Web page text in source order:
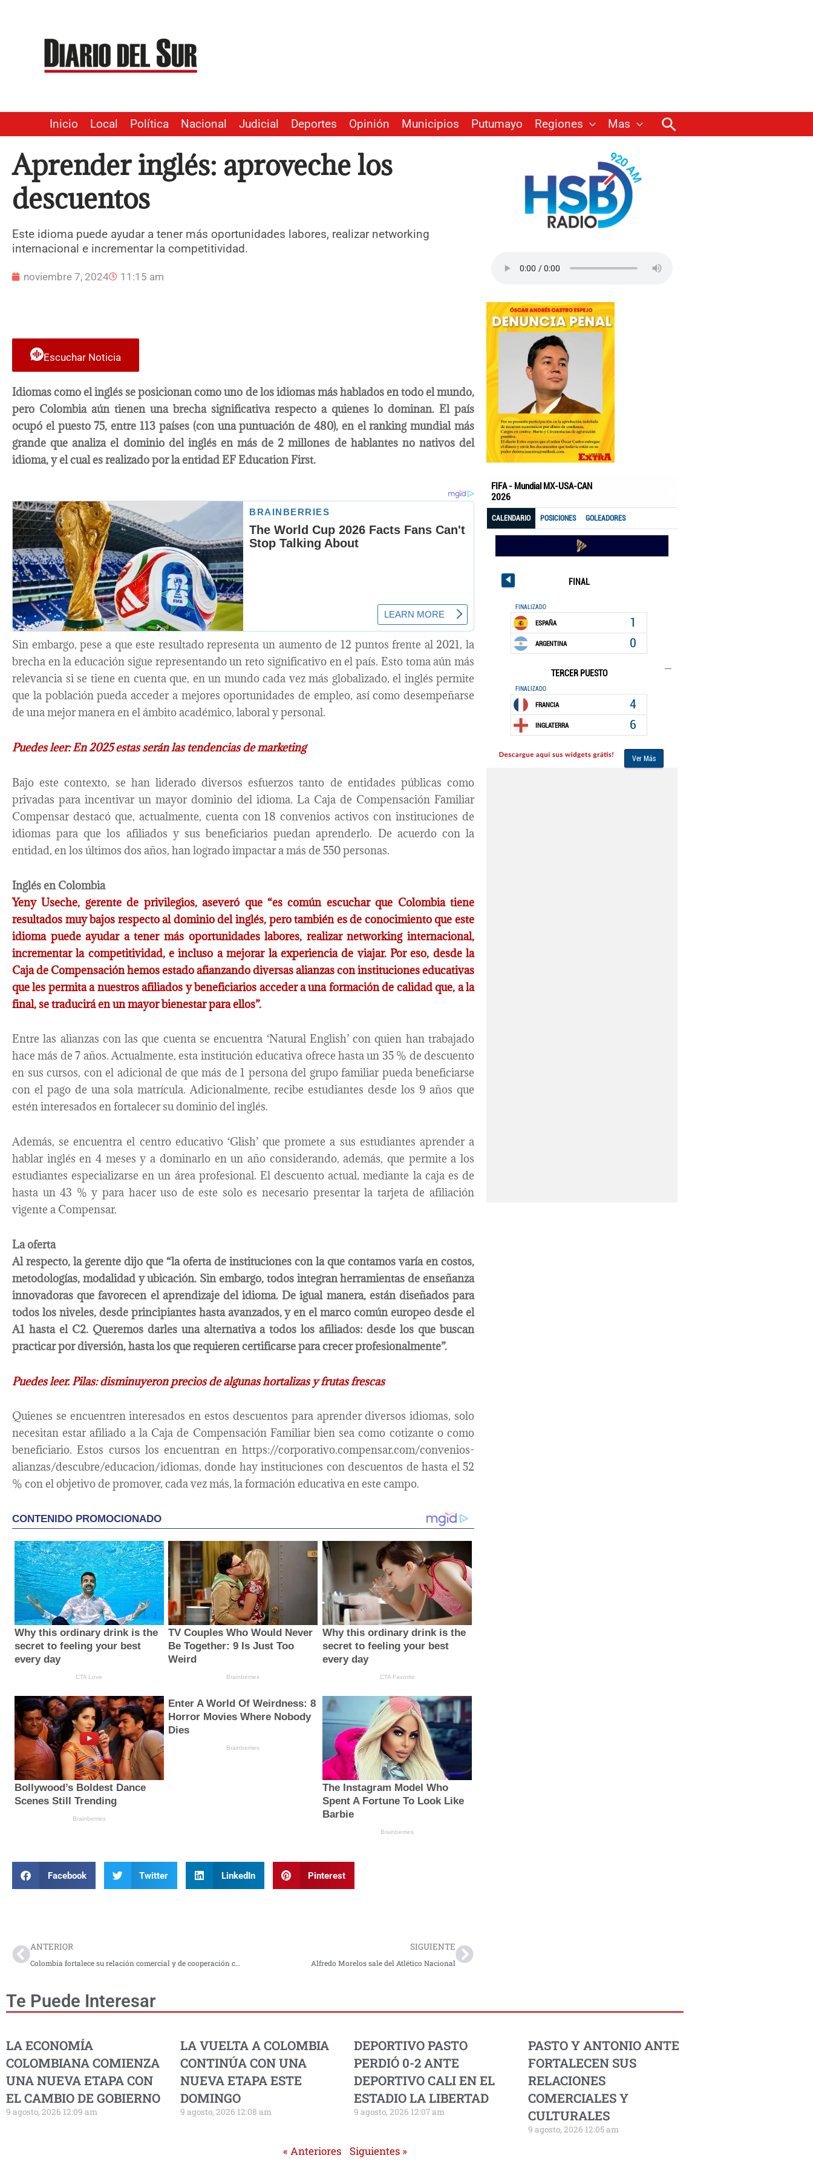
contenido
Inicio Local Política Nacional Judicial Deportes Opinión Municipios Putumayo Regiones Mas Buscar
Aprender inglés: aproveche los
descuentos
Este idioma puede ayudar a tener más oportunidades labores, realizar networking
internacional e incrementar la competitividad.
noviembre 7, 2024 11:15 am
Escuchar Noticia
Idiomas como el inglés se posicionan como uno de los idiomas más hablados en todo el mundo,
pero Colombia aún tienen una brecha significativa respecto a quienes lo dominan. El país
ocupó el puesto 75, entre 113 países (con una puntuación de 480), en el ranking mundial más
grande que analiza el dominio del inglés en más de 2 millones de hablantes no nativos del
idioma, y el cual es realizado por la entidad EF Education First.
Sin embargo, pese a que este resultado representa un aumento de 12 puntos frente al 2021, la
brecha en la educación sigue representando un reto significativo en el país. Esto toma aún más
relevancia si se tiene en cuenta que, en un mundo cada vez más globalizado, el inglés permite
que la población pueda acceder a mejores oportunidades de empleo, así como desempeñarse
de una mejor manera en el ámbito académico, laboral y personal.
Puedes leer: En 2025 estas serán las tendencias de marketing
Bajo este contexto, se han liderado diversos esfuerzos tanto de entidades públicas como
privadas para incentivar un mayor dominio del idioma. La Caja de Compensación Familiar
Compensar destacó que, actualmente, cuenta con 18 convenios activos con instituciones de
idiomas para que los afiliados y sus beneficiarios puedan aprenderlo. De acuerdo con la
entidad, en los últimos dos años, han logrado impactar a más de 550 personas.
Inglés en Colombia
Yeny Useche, gerente de privilegios, aseveró que “es común escuchar que Colombia tiene
resultados muy bajos respecto al dominio del inglés, pero también es de conocimiento que este
idioma puede ayudar a tener más oportunidades labores, realizar networking internacional,
incrementar la competitividad, e incluso a mejorar la experiencia de viajar. Por eso, desde la
Caja de Compensación hemos estado afianzando diversas alianzas con instituciones educativas
que les permita a nuestros afiliados y beneficiarios acceder a una formación de calidad que, a la
final, se traducirá en un mayor bienestar para ellos”.
Entre las alianzas con las que cuenta se encuentra ‘Natural English’ con quien han trabajado
hace más de 7 años. Actualmente, esta institución educativa ofrece hasta un 35 % de descuento
en sus cursos, con el adicional de que más de 1 persona del grupo familiar pueda beneficiarse
con el pago de una sola matrícula. Adicionalmente, recibe estudiantes desde los 9 años que
estén interesados en fortalecer su dominio del inglés.
Además, se encuentra el centro educativo ‘Glish’ que promete a sus estudiantes aprender a
hablar inglés en 4 meses y a dominarlo en un año considerando, además, que permite a los
estudiantes especializarse en un área profesional. El descuento actual, mediante la caja es de
hasta un 43 % y para hacer uso de este solo es necesario presentar la tarjeta de afiliación
vigente a Compensar.
La oferta
Al respecto, la gerente dijo que “la oferta de instituciones con la que contamos varía en costos,
metodologías, modalidad y ubicación. Sin embargo, todos integran herramientas de enseñanza
innovadoras que favorecen el aprendizaje del idioma. De igual manera, están diseñados para
todos los niveles, desde principiantes hasta avanzados, y en el marco común europeo desde el
A1 hasta el C2. Queremos darles una alternativa a todos los afiliados: desde los que buscan
practicar por diversión, hasta los que requieren certificarse para crecer profesionalmente”.
Puedes leer. Pilas: disminuyeron precios de algunas hortalizas y frutas frescas
Quienes se encuentren interesados en estos descuentos para aprender diversos idiomas, solo
necesitan estar afiliado a la Caja de Compensación Familiar bien sea como cotizante o como
beneficiario. Estos cursos los encuentran en https://corporativo.compensar.com/convenios-
alianzas/descubre/educacion/idiomas, donde hay instituciones con descuentos de hasta el 52
% con el objetivo de promover, cada vez más, la formación educativa en este campo.
Facebook Twitter LinkedIn Pinterest
ANTERIOR
Colombia fortalece su relación comercial y de cooperación con China
SIGUIENTE
Alfredo Morelos sale del Atlético Nacional
Te Puede Interesar
LA ECONOMÍA
COLOMBIANA COMIENZA
UNA NUEVA ETAPA CON
EL CAMBIO DE GOBIERNO
9 agosto, 2026 12:09 am
LA VUELTA A COLOMBIA
CONTINÚA CON UNA
NUEVA ETAPA ESTE
DOMINGO
9 agosto, 2026 12:08 am
DEPORTIVO PASTO
PERDIÓ 0-2 ANTE
DEPORTIVO CALI EN EL
ESTADIO LA LIBERTAD
9 agosto, 2026 12:07 am
PASTO Y ANTONIO ANTE
FORTALECEN SUS
RELACIONES
COMERCIALES Y
CULTURALES
9 agosto, 2026 12:05 am
« Anteriores Siguientes »